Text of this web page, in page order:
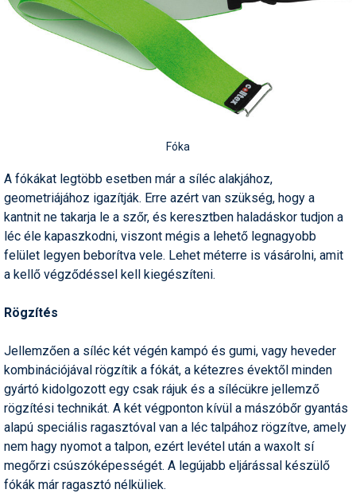
Fóka
A fókákat legtöbb esetben már a síléc alakjához,
geometriájához igazítják. Erre azért van szükség, hogy a
kantnit ne takarja le a szőr, és keresztben haladáskor tudjon a
léc éle kapaszkodni, viszont mégis a lehető legnagyobb
felület legyen beborítva vele. Lehet méterre is vásárolni, amit
a kellő végződéssel kell kiegészíteni.
Rögzítés
Jellemzően a síléc két végén kampó és gumi, vagy heveder
kombinációjával rögzítik a fókát, a kétezres évektől minden
gyártó kidolgozott egy csak rájuk és a sílécükre jellemző
rögzítési technikát. A két végponton kívül a mászóbőr gyantás
alapú speciális ragasztóval van a léc talpához rögzítve, amely
nem hagy nyomot a talpon, ezért levétel után a waxolt sí
megőrzi csúszóképességét. A legújabb eljárással készülő
fókák már ragasztó nélküliek.